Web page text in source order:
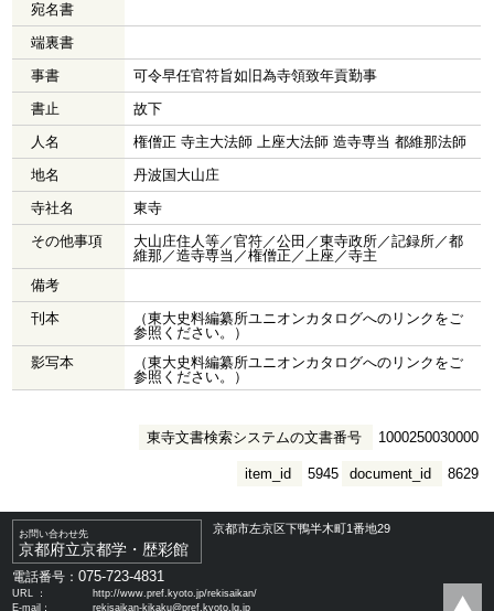
宛名書
端裏書
事書
可令早任官符旨如旧為寺領致年貢勤事
書止
故下
人名
権僧正 寺主大法師 上座大法師 造寺専当 都維那法師
地名
丹波国大山庄
寺社名
東寺
その他事項
大山庄住人等／官符／公田／東寺政所／記録所／都
維那／造寺専当／権僧正／上座／寺主
備考
刊本
（東大史料編纂所ユニオンカタログへのリンクをご
参照ください。）
影写本
（東大史料編纂所ユニオンカタログへのリンクをご
参照ください。）
東寺文書検索システムの文書番号 1000250030000
document_id 8629
item_id 5945
お問い合わせ先
京都府立京都学・歴彩館
京都市左京区下鴨半木町1番地29
電話番号：075-723-4831
URL ：
http://www.pref.kyoto.jp/rekisaikan/
E-mail：
rekisaikan-kikaku@pref.kyoto.lg.jp